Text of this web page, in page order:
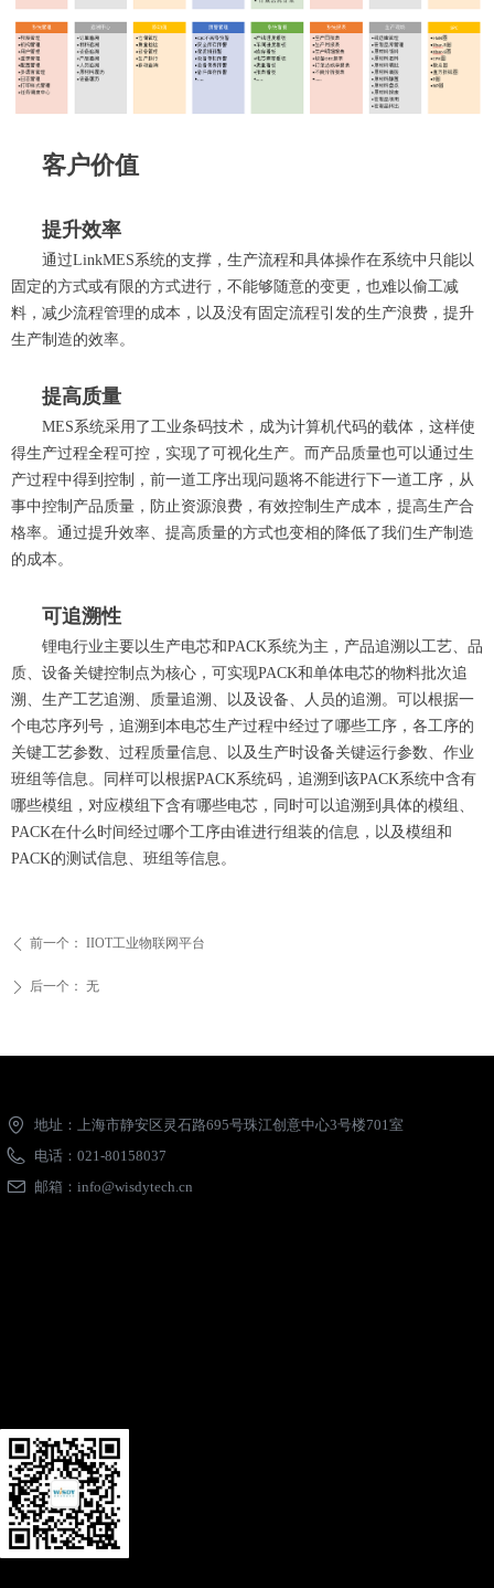
ꄴ 前一个： IIOT工业物联网平台
ꄲ 后一个： 无
客户价值
提升效率
通过LinkMES系统的支撑，生产流程和具体操作在系统中只能以
固定的方式或有限的方式进行，不能够随意的变更，也难以偷工减
料，减少流程管理的成本，以及没有固定流程引发的生产浪费，提升
生产制造的效率。
提高质量
MES系统采用了工业条码技术，成为计算机代码的载体，这样使
得生产过程全程可控，实现了可视化生产。而产品质量也可以通过生
产过程中得到控制，前一道工序出现问题将不能进行下一道工序，从
事中控制产品质量，防止资源浪费，有效控制生产成本，提高生产合
格率。通过提升效率、提高质量的方式也变相的降低了我们生产制造
的成本。
可追溯性
锂电行业主要以生产电芯和PACK系统为主，产品追溯以工艺、品
质、设备关键控制点为核心，可实现PACK和单体电芯的物料批次追
溯、生产工艺追溯、质量追溯、以及设备、人员的追溯。可以根据一
个电芯序列号，追溯到本电芯生产过程中经过了哪些工序，各工序的
关键工艺参数、过程质量信息、以及生产时设备关键运行参数、作业
班组等信息。同样可以根据PACK系统码，追溯到该PACK系统中含有
哪些模组，对应模组下含有哪些电芯，同时可以追溯到具体的模组、
PACK在什么时间经过哪个工序由谁进行组装的信息，以及模组和
PACK的测试信息、班组等信息。
地址： 上海市静安区灵石路695号珠江创意中心3号楼701室
电话： 021-80158037
邮箱： info@wisdytech.cn